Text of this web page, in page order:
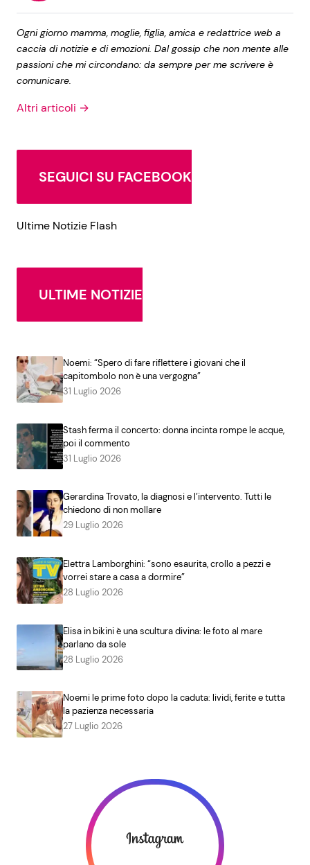
Ogni giorno mamma, moglie, figlia, amica e redattrice web a
caccia di notizie e di emozioni. Dal gossip che non mente alle
passioni che mi circondano: da sempre per me scrivere è
comunicare.
Altri articoli →
SEGUICI SU FACEBOOK
Ultime Notizie Flash
ULTIME NOTIZIE
Noemi: “Spero di fare riflettere i giovani che il
capitombolo non è una vergogna”
31 Luglio 2026
Stash ferma il concerto: donna incinta rompe le acque,
poi il commento
31 Luglio 2026
Gerardina Trovato, la diagnosi e l’intervento. Tutti le
chiedono di non mollare
29 Luglio 2026
Elettra Lamborghini: “sono esaurita, crollo a pezzi e
vorrei stare a casa a dormire”
28 Luglio 2026
Elisa in bikini è una scultura divina: le foto al mare
parlano da sole
28 Luglio 2026
Noemi le prime foto dopo la caduta: lividi, ferite e tutta
la pazienza necessaria
27 Luglio 2026